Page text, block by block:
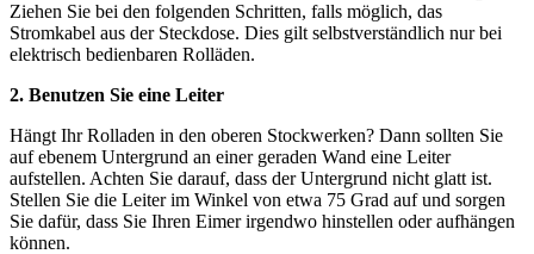
Ziehen Sie bei den folgenden Schritten, falls möglich, das
Stromkabel aus der Steckdose. Dies gilt selbstverständlich nur bei
elektrisch bedienbaren Rolläden.
2. Benutzen Sie eine Leiter
Hängt Ihr Rolladen in den oberen Stockwerken? Dann sollten Sie
auf ebenem Untergrund an einer geraden Wand eine Leiter
aufstellen. Achten Sie darauf, dass der Untergrund nicht glatt ist.
Stellen Sie die Leiter im Winkel von etwa 75 Grad auf und sorgen
Sie dafür, dass Sie Ihren Eimer irgendwo hinstellen oder aufhängen
können.